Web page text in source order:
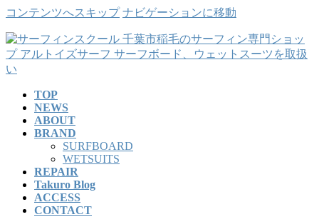
コンテンツへスキップ ナビゲーションに移動
TOP
NEWS
ABOUT
BRAND
SURFBOARD
WETSUITS
REPAIR
Takuro Blog
ACCESS
CONTACT